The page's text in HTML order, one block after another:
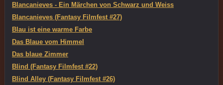
Blancanieves - Ein Märchen von Schwarz und Weiss
Blancanieves (Fantasy Filmfest #27)
Blau ist eine warme Farbe
Das Blaue vom Himmel
Das blaue Zimmer
Blind (Fantasy Filmfest #22)
Blind Alley (Fantasy Filmfest #26)